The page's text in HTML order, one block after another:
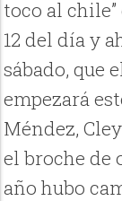
toco al
12 del día y
sábado, que
empezará
Méndez,
el broche de
año hubo